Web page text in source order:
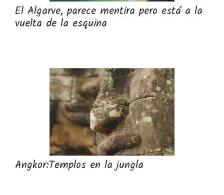
El Algarve, parece mentira pero está a la
vuelta de la esquina
Angkor:Templos en la jungla